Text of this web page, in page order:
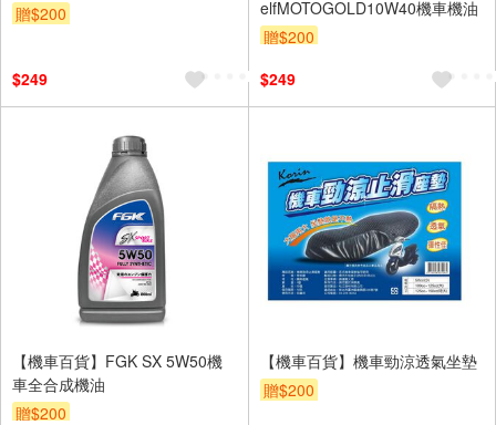
贈$200
$249
elfMOTOGOLD10W40機車機油
贈$200
$249
【機車百貨】FGK SX 5W50機
車全合成機油
贈$200
【機車百貨】機車勁涼透氣坐墊
贈$200